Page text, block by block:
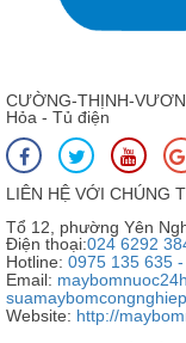
CƯỜNG-THỊNH-
Hỏa - Tủ điện
LIÊN HỆ VỚI CHÚNG
Tổ 12, phường Yên
Điện thoại:024 6292
Hotline: 0975 135 635
Email:
Website: http://